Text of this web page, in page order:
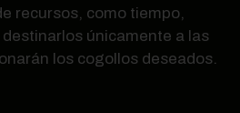
recursos, como tiempo,
únicamente a las
los cogollos deseados.